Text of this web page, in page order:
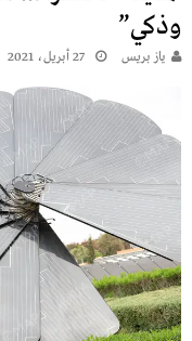
وذكي”
يـاز بريـس 27 أبريل، 2021